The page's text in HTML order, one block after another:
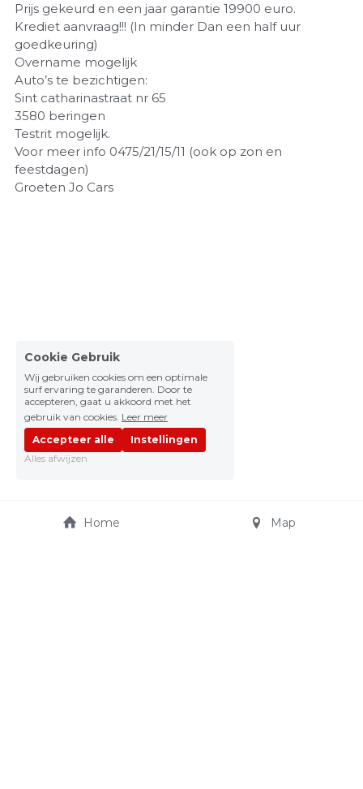
Prijs gekeurd en een jaar garantie 19900 euro.
Krediet aanvraag!!! (In minder Dan een half uur
goedkeuring)
Overname mogelijk
Auto’s te bezichtigen:
Sint catharinastraat nr 65
3580 beringen
Testrit mogelijk.
Voor meer info 0475/21/15/11 (ook op zon en
feestdagen)
Groeten Jo Cars
Home Map
Cookie Gebruik
Wij gebruiken cookies om een optimale
surf ervaring te garanderen. Door te
accepteren, gaat u akkoord met het
gebruik van cookies. Leer meer
Accepteer alle
Instellingen
Alles afwijzen